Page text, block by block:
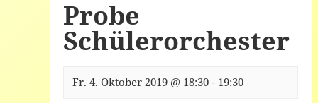
Probe
Schülerorchester
Fr. 4. Oktober 2019 @ 18:30 - 19:30